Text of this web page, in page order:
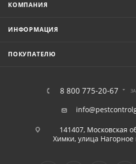
КОМПАНИЯ
ИНФОРМАЦИЯ
ПОКУПАТЕЛЮ
8 800 775-20-67
141407, Московская
Химки, улица